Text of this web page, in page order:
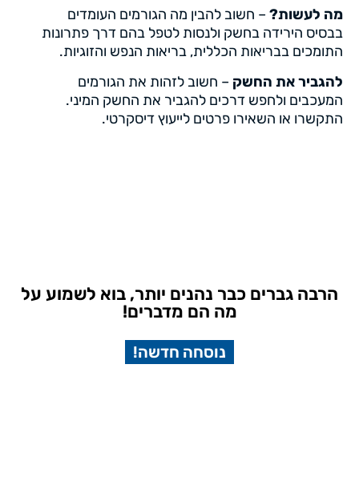
מה לעשות? – חשוב להבין מה הגורמים העומדים
בבסיס הירידה בחשק ולנסות לטפל בהם דרך פתרונות
התומכים בבריאות הכללית, בריאות הנפש והזוגיות.
להגביר את החשק – חשוב לזהות את הגורמים
המעכבים ולחפש דרכים להגביר את החשק המיני.
התקשרו או השאירו פרטים לייעוץ דיסקרטי.
הרבה גברים כבר נהנים יותר, בוא לשמוע על
מה הם מדברים!
נוסחה חדשה!